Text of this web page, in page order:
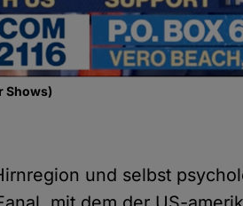
Shows)
und selbst